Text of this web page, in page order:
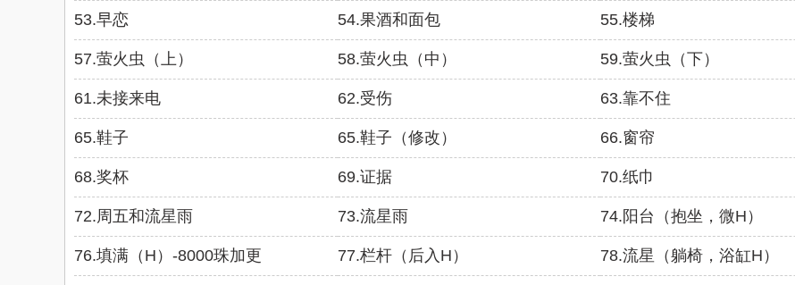
53.早恋 54.果酒和面包 55.楼梯
57.萤火虫（上） 58.萤火虫（中） 59.萤火虫（下）
61.未接来电 62.受伤 63.靠不住
65.鞋子 65.鞋子（修改） 66.窗帘
68.奖杯 69.证据 70.纸巾
72.周五和流星雨 73.流星雨 74.阳台（抱坐，微H）
76.填满（H）-8000珠加更 77.栏杆（后入H） 78.流星（躺椅，浴缸H）